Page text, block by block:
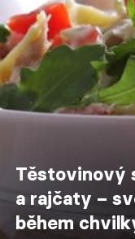
Těstovinový
a rajčaty –
během